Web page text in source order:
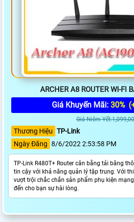
ARCHER A8 ROUTER WI-FI
Giá Khuyến Mãi: 30%
Giá Niêm
Thương Hiệu TP-Link
Ngày Đăng 8/6/2022 2:53:58 PM
TP-Link R480T+ Router cân bằng tải băng
tin cậy với khả năng quản lý tập trung. Với
vượt trội chắc chắn sản phẩm phụ kiện
đến cho bạn sự hài lòng.